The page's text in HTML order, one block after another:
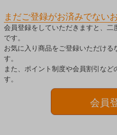
まだご登録がお済みでない
会員登録をしていただきますと、二
です。
お気に入り商品をご登録いただける
す。
また、ポイント制度や会員割引など
す。
会員